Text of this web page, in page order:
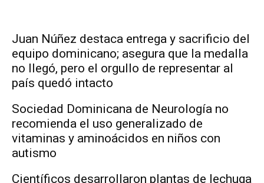
Juan Núñez destaca entrega y sacrificio del
equipo dominicano; asegura que la medalla
no llegó, pero el orgullo de representar al
país quedó intacto
Sociedad Dominicana de Neurología no
recomienda el uso generalizado de
vitaminas y aminoácidos en niños con
autismo
Científicos desarrollaron plantas de lechuga